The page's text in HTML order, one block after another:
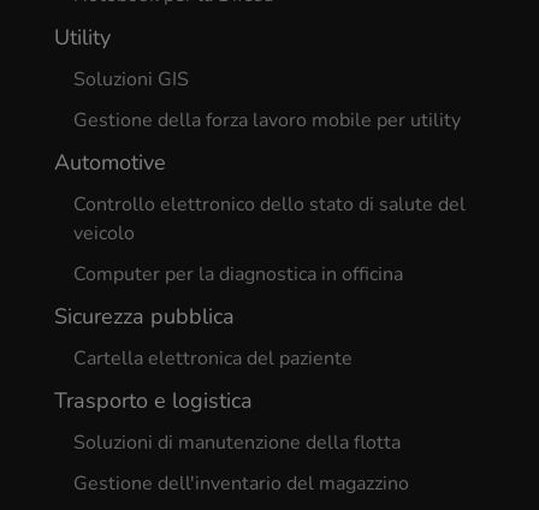
Utility
Soluzioni GIS
Gestione della forza lavoro mobile per utility
Automotive
Controllo elettronico dello stato di salute del
veicolo
Computer per la diagnostica in officina
Sicurezza pubblica
Cartella elettronica del paziente
Trasporto e logistica
Soluzioni di manutenzione della flotta
Gestione dell'inventario del magazzino